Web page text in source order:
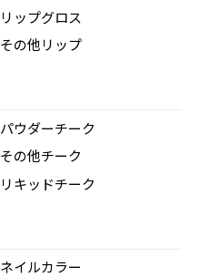
リップグロス
その他リップ
パウダーチーク
その他チーク
リキッドチーク
ネイルカラー